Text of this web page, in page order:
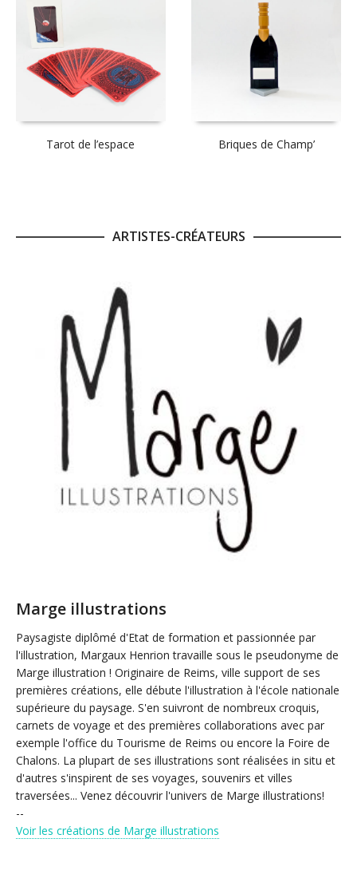
Tarot de l’espace Briques de Champ’
ARTISTES-CRÉATEURS
Marge illustrations
Paysagiste diplômé d'Etat de formation et passionnée par
l'illustration, Margaux Henrion travaille sous le pseudonyme de
Marge illustration ! Originaire de Reims, ville support de ses
premières créations, elle débute l'illustration à l'école nationale
supérieure du paysage. S'en suivront de nombreux croquis,
carnets de voyage et des premières collaborations avec par
exemple l'office du Tourisme de Reims ou encore la Foire de
Chalons. La plupart de ses illustrations sont réalisées in situ et
d'autres s'inspirent de ses voyages, souvenirs et villes
traversées... Venez découvrir l'univers de Marge illustrations!
--
Voir les créations de Marge illustrations